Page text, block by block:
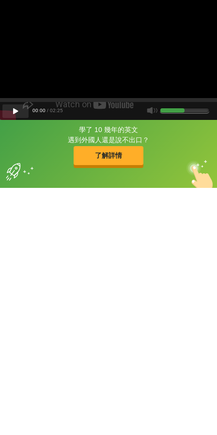
學了 10 幾年的英文
遇到外國人還是說不出口？
了解詳情
片尾有
攻其不背
的品牌故事
00:00 / 02:25